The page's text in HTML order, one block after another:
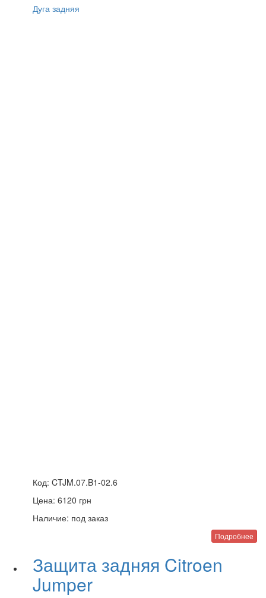
Дуга задняя
Код: CTJM.07.B1-02.6
Цена: 6120 грн
Наличие: под заказ
Подробнее
Защита задняя Citroen
Jumper